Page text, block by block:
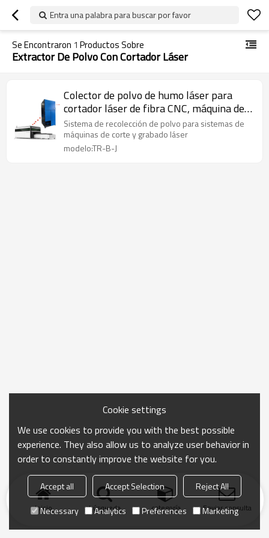
Entra una palabra para buscar por favor
Se Encontraron 1 Productos Sobre
Extractor De Polvo Con Cortador Láser
Colector de polvo de humo láser para
cortador láser de fibra CNC, máquina de
corte por láser de CO2, máquina de
plasma
Sistema de recolección de polvo para sistemas de
máquinas de corte y grabado láser
modelo:TR-B-J
Inicio búsqueda categoría Enviar consulta
Cookie settings
We use cookies to provide you with the best possible
experience. They also allow us to analyze user behavior in
order to constantly improve the website for you.
Accept all Accept Selection
Reject All
Necessary
Analytics Preferences Marketing